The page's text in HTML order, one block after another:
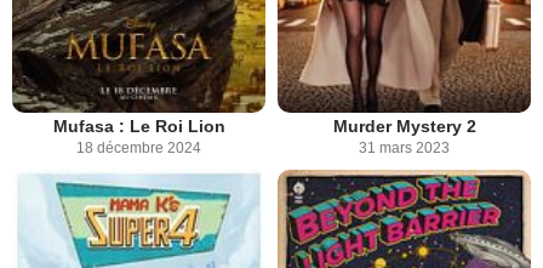
Mufasa : Le Roi Lion
18 décembre 2024
Murder Mystery 2
31 mars 2023